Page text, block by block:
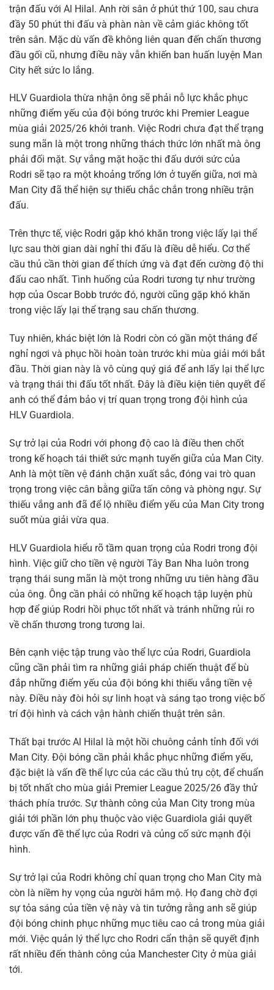
trận đấu với Al Hilal. Anh rời sân ở phút thứ 100, sau chưa
đầy 50 phút thi đấu và phàn nàn về cảm giác không tốt
trên sân. Mặc dù vấn đề không liên quan đến chấn thương
đầu gối cũ, nhưng điều này vẫn khiến ban huấn luyện Man
City hết sức lo lắng.
HLV Guardiola thừa nhận ông sẽ phải nỗ lực khắc phục
những điểm yếu của đội bóng trước khi Premier League
mùa giải 2025/26 khởi tranh. Việc Rodri chưa đạt thể trạng
sung mãn là một trong những thách thức lớn nhất mà ông
phải đối mặt. Sự vắng mặt hoặc thi đấu dưới sức của
Rodri sẽ tạo ra một khoảng trống lớn ở tuyến giữa, nơi mà
Man City đã thể hiện sự thiếu chắc chắn trong nhiều trận
đấu.
Trên thực tế, việc Rodri gặp khó khăn trong việc lấy lại thể
lực sau thời gian dài nghỉ thi đấu là điều dễ hiểu. Cơ thể
cầu thủ cần thời gian để thích ứng và đạt đến cường độ thi
đấu cao nhất. Tình huống của Rodri tương tự như trường
hợp của Oscar Bobb trước đó, người cũng gặp khó khăn
trong việc lấy lại thể trạng sau chấn thương.
Tuy nhiên, khác biệt lớn là Rodri còn có gần một tháng để
nghỉ ngơi và phục hồi hoàn toàn trước khi mùa giải mới bắt
đầu. Thời gian này là vô cùng quý giá để anh lấy lại thể lực
và trạng thái thi đấu tốt nhất. Đây là điều kiện tiên quyết để
anh có thể đảm bảo vị trí quan trọng trong đội hình của
HLV Guardiola.
Sự trở lại của Rodri với phong độ cao là điều then chốt
trong kế hoạch tái thiết sức mạnh tuyến giữa của Man City.
Anh là một tiền vệ đánh chặn xuất sắc, đóng vai trò quan
trọng trong việc cân bằng giữa tấn công và phòng ngự. Sự
thiếu vắng anh đã để lộ nhiều điểm yếu của Man City trong
suốt mùa giải vừa qua.
HLV Guardiola hiểu rõ tầm quan trọng của Rodri trong đội
hình. Việc giữ cho tiền vệ người Tây Ban Nha luôn trong
trạng thái sung mãn là một trong những ưu tiên hàng đầu
của ông. Ông cần phải có những kế hoạch tập luyện phù
hợp để giúp Rodri hồi phục tốt nhất và tránh những rủi ro
về chấn thương trong tương lai.
Bên cạnh việc tập trung vào thể lực của Rodri, Guardiola
cũng cần phải tìm ra những giải pháp chiến thuật để bù
đắp những điểm yếu của đội bóng khi thiếu vắng tiền vệ
này. Điều này đòi hỏi sự linh hoạt và sáng tạo trong việc bố
trí đội hình và cách vận hành chiến thuật trên sân.
Thất bại trước Al Hilal là một hồi chuông cảnh tỉnh đối với
Man City. Đội bóng cần phải khắc phục những điểm yếu,
đặc biệt là vấn đề thể lực của các cầu thủ trụ cột, để chuẩn
bị tốt nhất cho mùa giải Premier League 2025/26 đầy thử
thách phía trước. Sự thành công của Man City trong mùa
giải tới phần lớn phụ thuộc vào việc Guardiola giải quyết
được vấn đề thể lực của Rodri và củng cố sức mạnh đội
hình.
Sự trở lại của Rodri không chỉ quan trọng cho Man City mà
còn là niềm hy vọng của người hâm mộ. Họ đang chờ đợi
sự tỏa sáng của tiền vệ này và tin tưởng rằng anh sẽ giúp
đội bóng chinh phục những mục tiêu cao cả trong mùa giải
mới. Việc quản lý thể lực cho Rodri cẩn thận sẽ quyết định
rất nhiều đến thành công của Manchester City ở mùa giải
tới.